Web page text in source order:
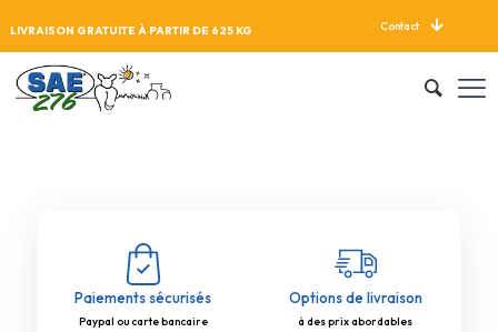
LIVRAISON GRATUITE À PARTIR DE 625 KG Contact
Paiements sécurisés
Paypal ou carte bancaire
Options de livraison
à des prix abordables